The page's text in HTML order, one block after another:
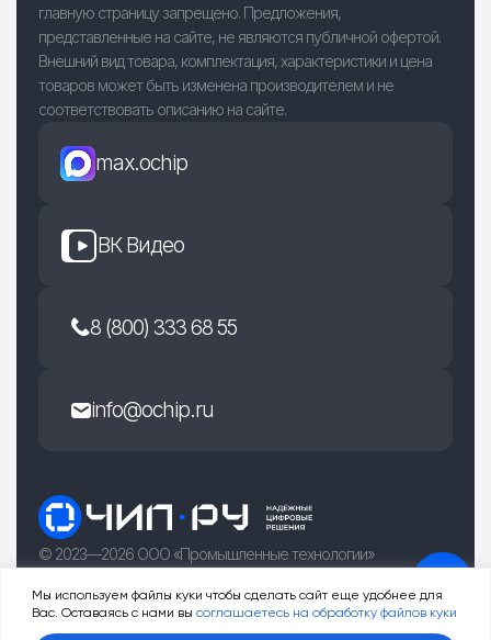
Мы используем файлы куки чтобы сделать сайт еще удобнее для
Вас. Оставаясь с нами вы соглашаетесь на обработку файлов куки
главную страницу запрещено. Предложения,
представленные на сайте, не являются публичной офертой.
Внешний вид товара, комплектация, характеристики и цена
товаров может быть изменена производителем и не
соответствовать описанию на сайте.
max.ochip
ВК Видео
8 (800) 333 68 55
info@ochip.ru
© 2023—2026 ООО «Промышленные технологии»